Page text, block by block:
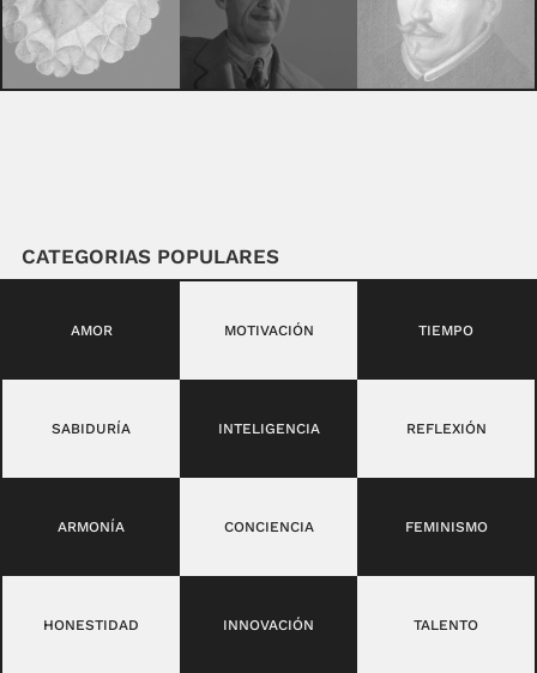
CATEGORIAS POPULARES
AMOR MOTIVACIÓN TIEMPO
SABIDURÍA INTELIGENCIA REFLEXIÓN
ARMONÍA CONCIENCIA FEMINISMO
HONESTIDAD INNOVACIÓN TALENTO